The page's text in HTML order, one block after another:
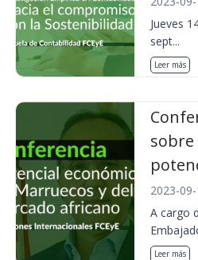
Jueves
sept...
Leer más
sobre
2023-
A cargo
Leer más